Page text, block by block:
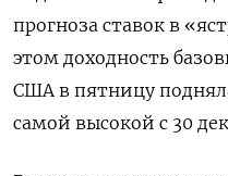
прогноза ставок в
этом доходность
США в пятницу
самой высокой с 30